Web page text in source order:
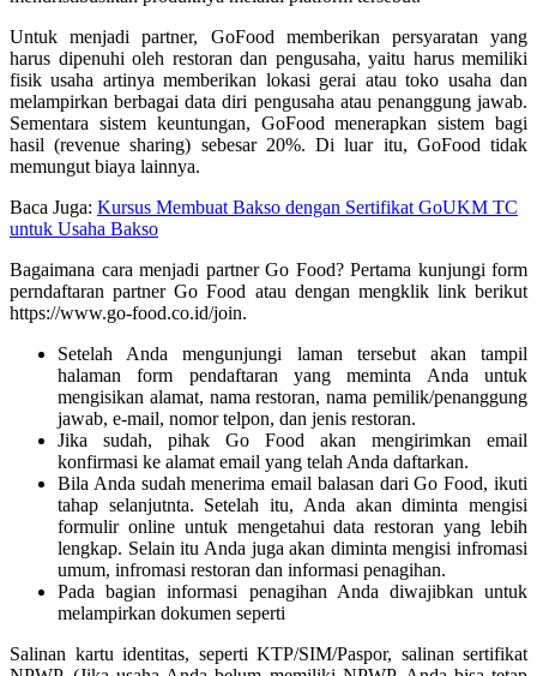
Untuk menjadi partner, GoFood memberikan persyaratan yang
harus dipenuhi oleh restoran dan pengusaha, yaitu harus memiliki
fisik usaha artinya memberikan lokasi gerai atau toko usaha dan
melampirkan berbagai data diri pengusaha atau penanggung jawab.
Sementara sistem keuntungan, GoFood menerapkan sistem bagi
hasil (revenue sharing) sebesar 20%. Di luar itu, GoFood tidak
memungut biaya lainnya.
Baca Juga: Kursus Membuat Bakso dengan Sertifikat GoUKM TC
untuk Usaha Bakso
Bagaimana cara menjadi partner Go Food? Pertama kunjungi form
perndaftaran partner Go Food atau dengan mengklik link berikut
https://www.go-food.co.id/join.
Setelah Anda mengunjungi laman tersebut akan tampil
halaman form pendaftaran yang meminta Anda untuk
mengisikan alamat, nama restoran, nama pemilik/penanggung
jawab, e-mail, nomor telpon, dan jenis restoran.
Jika sudah, pihak Go Food akan mengirimkan email
konfirmasi ke alamat email yang telah Anda daftarkan.
Bila Anda sudah menerima email balasan dari Go Food, ikuti
tahap selanjutnta. Setelah itu, Anda akan diminta mengisi
formulir online untuk mengetahui data restoran yang lebih
lengkap. Selain itu Anda juga akan diminta mengisi infromasi
umum, infromasi restoran dan informasi penagihan.
Pada bagian informasi penagihan Anda diwajibkan untuk
melampirkan dokumen seperti
Salinan kartu identitas, seperti KTP/SIM/Paspor, salinan sertifikat